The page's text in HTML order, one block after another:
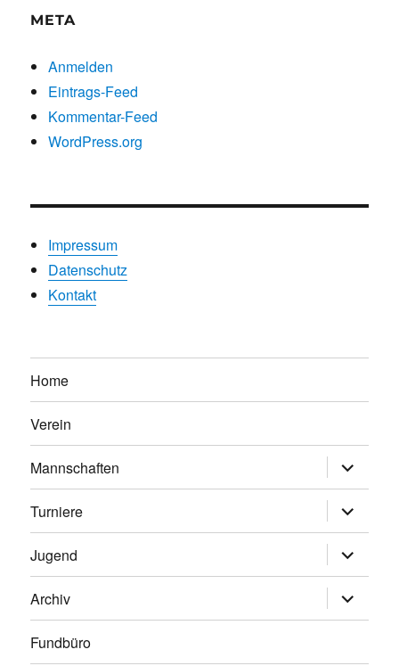
META
Anmelden
Eintrags-Feed
Kommentar-Feed
WordPress.org
Impressum
Datenschutz
Kontakt
Home
Verein
Mannschaften
anzeigen
Turniere
anzeigen
Jugend
anzeigen
Archiv
anzeigen
Fundbüro